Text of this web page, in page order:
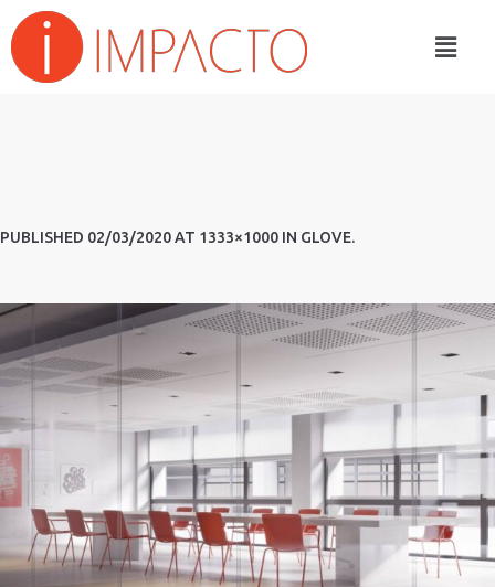
PUBLISHED 02/03/2020AT 1333×1000 IN GLOVE.